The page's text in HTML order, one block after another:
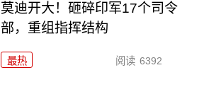
莫迪开大！砸碎印军17个司令
部，重组指挥结构
最热 阅读 6392